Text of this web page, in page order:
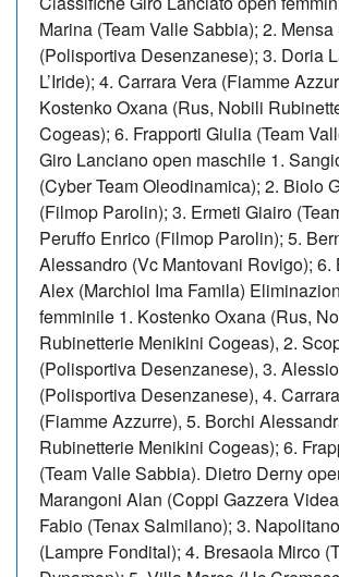
Marina (Team Valle Sabbia); 2.
(Polisportiva Desenzanese); 3. Doria
L’Iride); 4. Carrara Vera (Fiamme
Kostenko Oxana (Rus, Nobili
Cogeas); 6. Frapporti Giulia (Team
Giro Lanciano open maschile 1.
(Cyber Team Oleodinamica); 2. Biolo
(Filmop Parolin); 3. Ermeti Giairo
Peruffo Enrico (Filmop Parolin); 5.
Alessandro (Vc Mantovani Rovigo); 6.
Alex (Marchiol Ima Famila)
femminile 1. Kostenko Oxana (Rus,
Rubinetterie Menikini Cogeas), 2.
(Polisportiva Desenzanese), 3.
(Polisportiva Desenzanese), 4.
(Fiamme Azzurre), 5. Borchi
Rubinetterie Menikini Cogeas); 6.
(Team Valle Sabbia). Dietro Derny
Marangoni Alan (Coppi Gazzera
Fabio (Tenax Salmilano); 3.
(Lampre Fondital); 4. Bresaola Mirco